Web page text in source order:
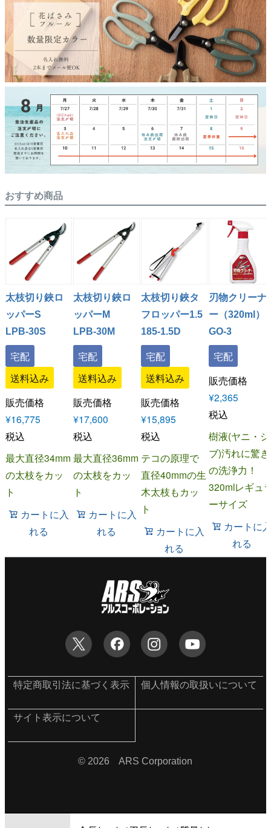
おすすめ商品
太枝切り鋏ロ
ッパーS
LPB-30S
宅配
送料込み
販売価格
¥16,775
税込
最大直径34mm
の太枝をカッ
ト
カートに入
れる
太枝切り鋏ロ
ッパーM
LPB-30M
宅配
送料込み
販売価格
¥17,600
税込
最大直径36mm
の太枝をカッ
ト
カートに入
れる
太枝切り鋏タ
フロッパー1.5
185-1.5D
宅配
送料込み
販売価格
¥15,895
税込
テコの原理で
直径40mmの生
木太枝もカッ
ト
カートに入
れる
刃物クリーナ
ー（320ml）
GO-3
宅配
販売価格
¥2,365
税込
樹液(ヤニ・シ
ブ)汚れに驚き
の洗浄力！
320mlレギュ
ーサイズ
カートに
れる
特定商取引法に基づく表示 個人情報の取扱いについて
サイト表示について
© 2026 ARS Corporation